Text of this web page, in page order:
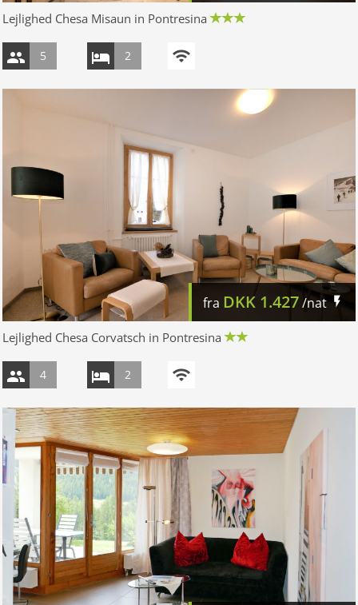
Lejlighed Chesa Misaun in Pontresina
5 2
fra DKK 1.427/nat
Lejlighed Chesa Corvatsch in Pontresina
4 2